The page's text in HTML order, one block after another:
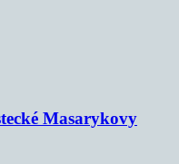
Masarykovy